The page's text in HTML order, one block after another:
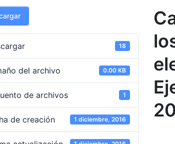
18
del archivo 0.00 KB
de archivos 1
de creación 1 diciembre, 2016